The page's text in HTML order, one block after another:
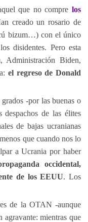
que no compre los
creado un rosario de
bizum…) con el único
disidentes. Pero esta
Administración Biden,
el regreso de Donald
-por las buenas o
de las élites
de bajas ucranianas
que cuando nos lo
a Ucrania por haber
occidental,
de los EEUU. Los
de la OTAN -aunque
mientras que